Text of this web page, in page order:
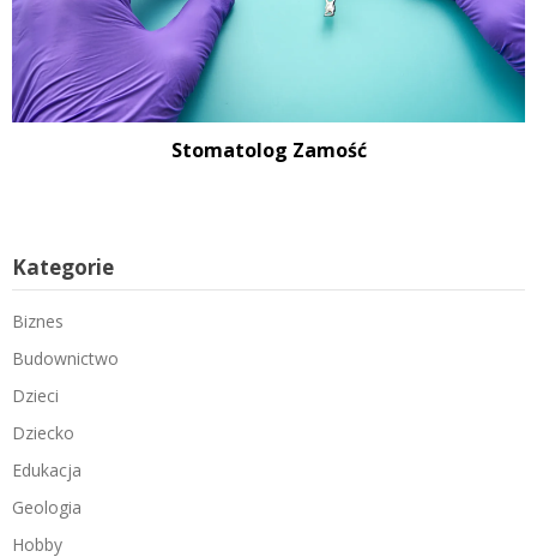
Stomatolog Zamość
Kategorie
Biznes
Budownictwo
Dzieci
Dziecko
Edukacja
Geologia
Hobby